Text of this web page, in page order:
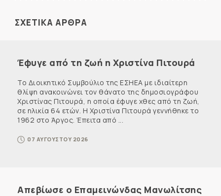
ΣΧΕΤΙΚΑ ΑΡΘΡΑ
Έφυγε από τη ζωή η Χριστίνα Πιτουρά
Το Διοικητικό Συμβούλιο της ΕΣΗΕΑ με ιδιαίτερη
θλίψη ανακοινώνει τον θάνατο της δημοσιογράφου
Χριστίνας Πιτουρά, η οποία έφυγε χθες από τη ζωή,
σε ηλικία 64 ετών. Η Χριστίνα Πιτουρά γεννήθηκε το
1962 στο Άργος. Έπειτα από ...
07 ΑΥΓΟΥΣΤΟΥ 2026
Απεβίωσε ο Επαμεινώνδας Μανωλίτσης